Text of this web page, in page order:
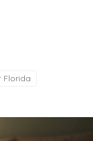
Florida